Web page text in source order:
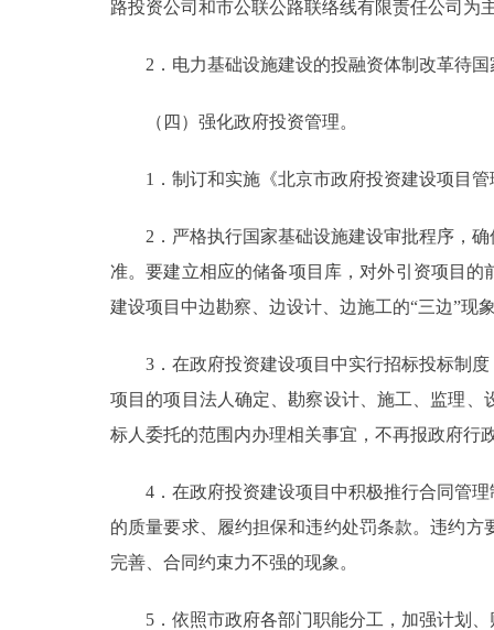
路投资公司和市公联公路联络线有限责任公司为
2．电力基础设施建设的投融资体制改革待国
（四）强化政府投资管理。
1．制订和实施《北京市政府投资建设项目管
2．严格执行国家基础设施建设审批程序，确
准。要建立相应的储备项目库，对外引资项目
建设项目中边勘察、边设计、边施工的“三边”现
3．在政府投资建设项目中实行招标投标制度
项目的项目法人确定、勘察设计、施工、监理
标人委托的范围内办理相关事宜，不再报政府行
4．在政府投资建设项目中积极推行合同管理
的质量要求、履约担保和违约处罚条款。违约
完善、合同约束力不强的现象。
5．依照市政府各部门职能分工，加强计划、